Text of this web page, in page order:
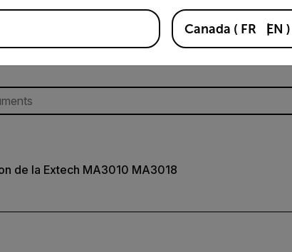
Documents
de la Extech MA3010 MA3018
Canada ( FR EN )